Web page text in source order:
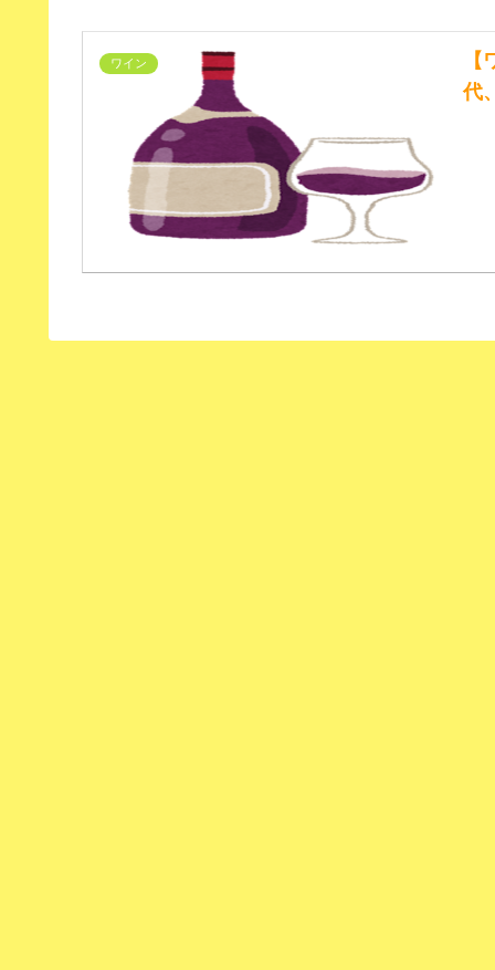
ワイン
代